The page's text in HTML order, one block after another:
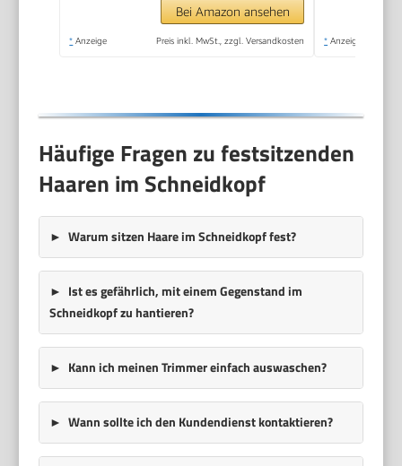
mit LED-Licht für
Mann Frau
Bei Amazon ansehen
* Anzeige Preis inkl. MwSt., zzgl. Versandkosten * Anzeige
Häufige Fragen zu festsitzenden
Haaren im Schneidkopf
Warum sitzen Haare im Schneidkopf fest?
Ist es gefährlich, mit einem Gegenstand im
Schneidkopf zu hantieren?
Kann ich meinen Trimmer einfach auswaschen?
Wann sollte ich den Kundendienst kontaktieren?